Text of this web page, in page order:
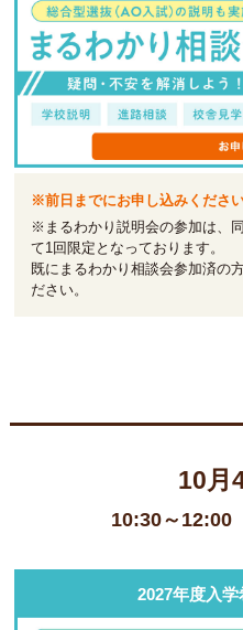
※前日までにお申し込みください
※まるわかり説明会の参加は、
て1回限定となっております。
既にまるわかり相談会参加済の
ださい。
10月
10:30～12:00
2027年度入学